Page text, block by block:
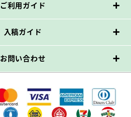
ご利用ガイド
入稿ガイド
お問い合わせ